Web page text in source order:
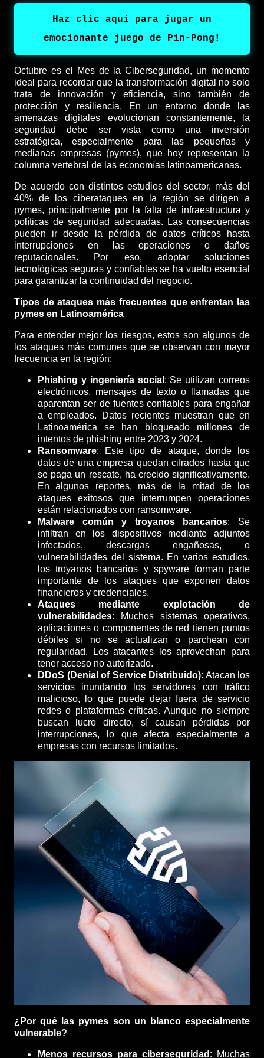
Haz clic aqui para jugar un
emocionante juego de Pin-Pong!
Octubre es el Mes de la Ciberseguridad, un momento
ideal para recordar que la transformación digital no solo
trata de innovación y eficiencia, sino también de
protección y resiliencia. En un entorno donde las
amenazas digitales evolucionan constantemente, la
seguridad debe ser vista como una inversión
estratégica, especialmente para las pequeñas y
medianas empresas (pymes), que hoy representan la
columna vertebral de las economías latinoamericanas.
De acuerdo con distintos estudios del sector, más del
40% de los ciberataques en la región se dirigen a
pymes, principalmente por la falta de infraestructura y
políticas de seguridad adecuadas. Las consecuencias
pueden ir desde la pérdida de datos críticos hasta
interrupciones en las operaciones o daños
reputacionales. Por eso, adoptar soluciones
tecnológicas seguras y confiables se ha vuelto esencial
para garantizar la continuidad del negocio.
Tipos de ataques más frecuentes que enfrentan las
pymes en Latinoamérica
Para entender mejor los riesgos, estos son algunos de
los ataques más comunes que se observan con mayor
frecuencia en la región:
Phishing y ingeniería social : Se utilizan correos
electrónicos, mensajes de texto o llamadas que
aparentan ser de fuentes confiables para engañar
a empleados. Datos recientes muestran que en
Latinoamérica se han bloqueado millones de
intentos de phishing entre 2023 y 2024.
Ransomware: Este tipo de ataque, donde los
datos de una empresa quedan cifrados hasta que
se paga un rescate, ha crecido significativamente.
En algunos reportes, más de la mitad de los
ataques exitosos que interrumpen operaciones
están relacionados con ransomware.
Malware común y troyanos bancarios: Se
infiltran en los dispositivos mediante adjuntos
infectados, descargas engañosas, o
vulnerabilidades del sistema. En varios estudios,
los troyanos bancarios y spyware forman parte
importante de los ataques que exponen datos
financieros y credenciales.
Ataques mediante explotación de
vulnerabilidades: Muchos sistemas operativos,
aplicaciones o componentes de red tienen puntos
débiles si no se actualizan o parchean con
regularidad.
Los atacantes los aprovechan para
tener acceso no autorizado.
DDoS (Denial of Service Distribuido): Atacan los
servicios inundando los servidores con tráfico
malicioso, lo que puede dejar fuera de servicio
redes o plataformas críticas. Aunque no siempre
buscan lucro directo, sí causan pérdidas por
interrupciones, lo que afecta especialmente a
empresas con recursos limitados.
¿Por qué las pymes son un blanco especialmente
vulnerable?
Menos recursos para ciberseguridad : Muchas